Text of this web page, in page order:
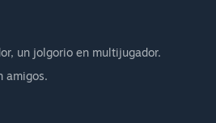
un jolgorio en multijugador.
amigos.